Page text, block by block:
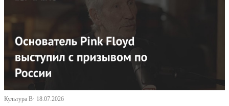
Культура В· 18.07.2026